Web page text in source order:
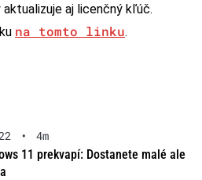
aj licenčný kľúč.
na tomto linku.
•
4m
11 prekvapí: Dostanete malé ale